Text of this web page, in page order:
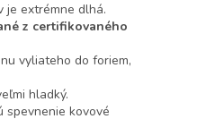
je extrémne dlhá.
z certifikovaného
vyliateho do foriem,
hladký.
spevnenie kovové